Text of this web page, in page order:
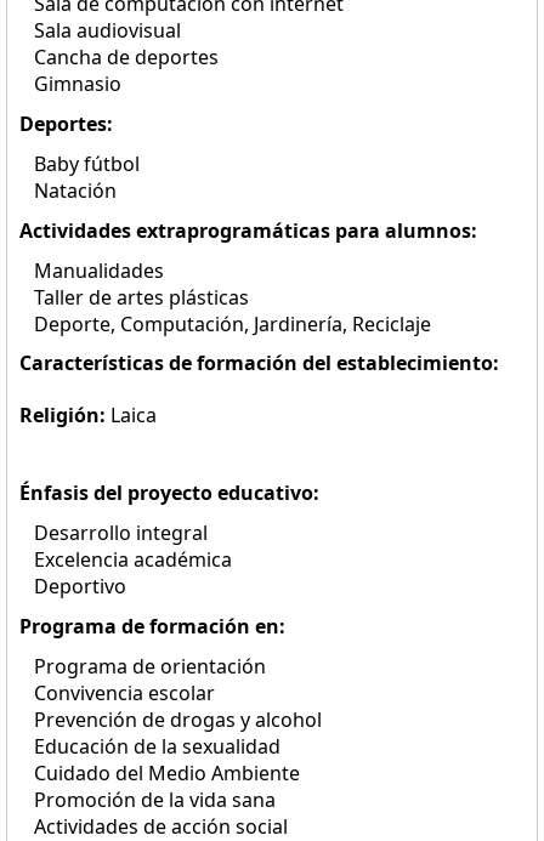
Sala audiovisual
Cancha de deportes
Gimnasio
Deportes:
Baby fútbol
Natación
Actividades extraprogramáticas para alumnos:
Manualidades
Taller de artes plásticas
Deporte, Computación, Jardinería, Reciclaje
Características de formación del establecimiento:
Religión: Laica
Énfasis del proyecto educativo:
Desarrollo integral
Excelencia académica
Deportivo
Programa de formación en:
Programa de orientación
Convivencia escolar
Prevención de drogas y alcohol
Educación de la sexualidad
Cuidado del Medio Ambiente
Promoción de la vida sana
Actividades de acción social